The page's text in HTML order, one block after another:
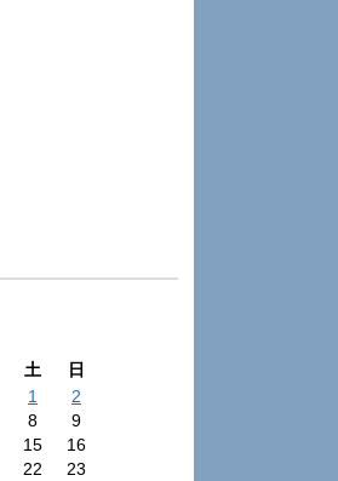
土
日
1
2
8
9
15
16
22
23